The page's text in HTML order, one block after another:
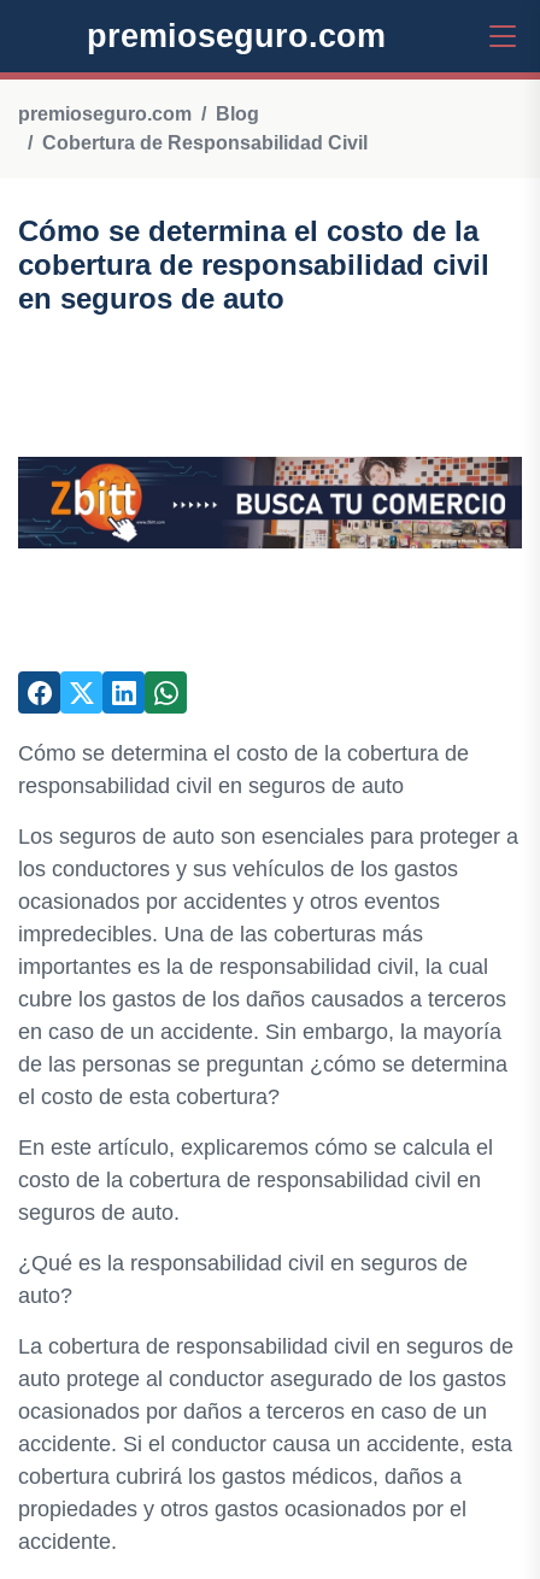
premioseguro.com
premioseguro.com
Blog
Cobertura de Responsabilidad Civil
Cómo se determina el costo de la
cobertura de responsabilidad civil
en seguros de auto
Cómo se determina el costo de la cobertura de
responsabilidad civil en seguros de auto
Los seguros de auto son esenciales para proteger a
los conductores y sus vehículos de los gastos
ocasionados por accidentes y otros eventos
impredecibles. Una de las coberturas más
importantes es la de responsabilidad civil, la cual
cubre los gastos de los daños causados a terceros
en caso de un accidente. Sin embargo, la mayoría
de las personas se preguntan ¿cómo se determina
el costo de esta cobertura?
En este artículo, explicaremos cómo se calcula el
costo de la cobertura de responsabilidad civil en
seguros de auto.
¿Qué es la responsabilidad civil en seguros de
auto?
La cobertura de responsabilidad civil en seguros de
auto protege al conductor asegurado de los gastos
ocasionados por daños a terceros en caso de un
accidente. Si el conductor causa un accidente, esta
cobertura cubrirá los gastos médicos, daños a
propiedades y otros gastos ocasionados por el
accidente.